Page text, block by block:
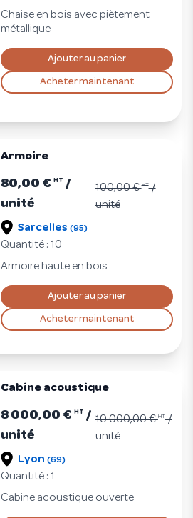
Chaise en bois avec piètement
métallique
Ajouter au panier
Acheter maintenant
Armoire
80,00 € HT
/
unité
100,00 €HT/
unité
Sarcelles (95)
Quantité : 10
Armoire haute en bois
Ajouter au panier
Acheter maintenant
Cabine acoustique
8 000,00 € HT
/
unité
10 000,00 €HT/
unité
Lyon (69)
Quantité : 1
Cabine acoustique ouverte